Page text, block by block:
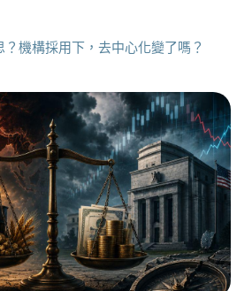
機構採用下，去中心化變了嗎？